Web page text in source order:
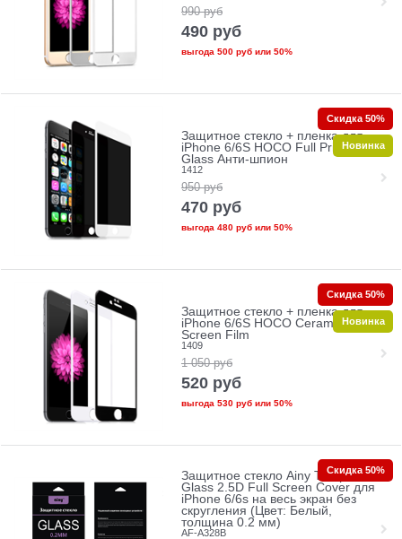
990 руб
490 руб
выгода 500 рубили 50%
Защитное стекло + пленка для
iPhone 6/6S HOCO Full Privacy
Glass Анти-шпион
1412
950 руб
470 руб
выгода 480 рубили 50%
Скидка 50%
Новинка
Защитное стекло + пленка для
iPhone 6/6S HOCO Ceramic Glass
Screen Film
1409
1 050 руб
520 руб
выгода 530 рубили 50%
Скидка 50%
Новинка
Защитное стекло Ainy Tempered
Glass 2.5D Full Screen Cover для
iPhone 6/6s на весь экран без
скругления (Цвет: Белый,
толщина 0.2 мм)
AF-A328B
Скидка 50%